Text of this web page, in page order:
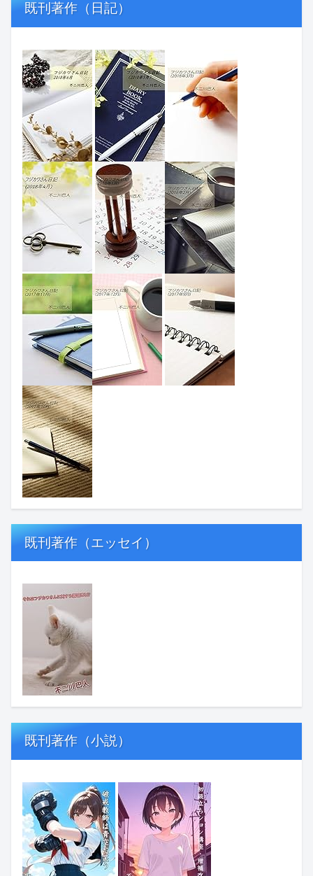
既刊著作（日記）
既刊著作（エッセイ）
既刊著作（小説）